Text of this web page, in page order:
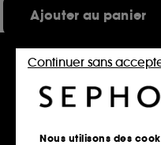
Ajouter au panier
Nous utilisons des
Continuer sans